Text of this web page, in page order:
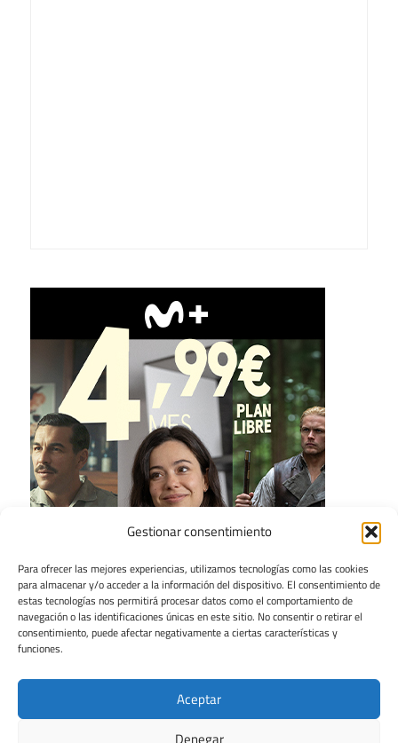
Gestionar consentimiento
Para ofrecer las mejores experiencias, utilizamos tecnologías como las cookies
para almacenar y/o acceder a la información del dispositivo. El consentimiento de
estas tecnologías nos permitirá procesar datos como el comportamiento de
navegación o las identificaciones únicas en este sitio. No consentir o retirar el
consentimiento, puede afectar negativamente a ciertas características y
funciones.
Aceptar
Denegar